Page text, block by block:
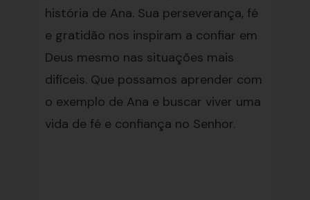
história de Ana. Sua perseverança, fé
e gratidão nos inspiram a confiar em
Deus mesmo nas situações mais
difíceis. Que possamos aprender com
o exemplo de Ana e buscar viver uma
vida de fé e confiança no Senhor.